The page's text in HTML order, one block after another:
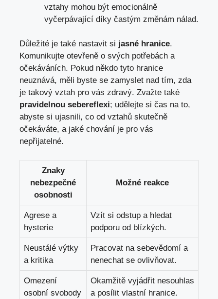
vztahy mohou být emocionálně
vyčerpávající díky častým změnám nálad.
Důležité je také nastavit si jasné hranice.
Komunikujte otevřeně o svých potřebách a
očekáváních. Pokud někdo tyto hranice
neuznává, měli byste se zamyslet nad tím, zda
je takový vztah pro vás zdravý. Zvažte také
pravidelnou sebereflexi; udělejte si čas na to,
abyste si ujasnili, co od vztahů skutečně
očekáváte, a jaké chování je pro vás
nepřijatelné.
Znaky
nebezpečné
osobnosti
Možné reakce
Agrese a
hysterie
Vzít si odstup a hledat
podporu od blízkých.
Neustálé výtky
a kritika
Pracovat na sebevědomí a
nenechat se ovlivňovat.
Omezení
osobní svobody
Okamžitě vyjádřit nesouhlas
a posílit vlastní hranice.